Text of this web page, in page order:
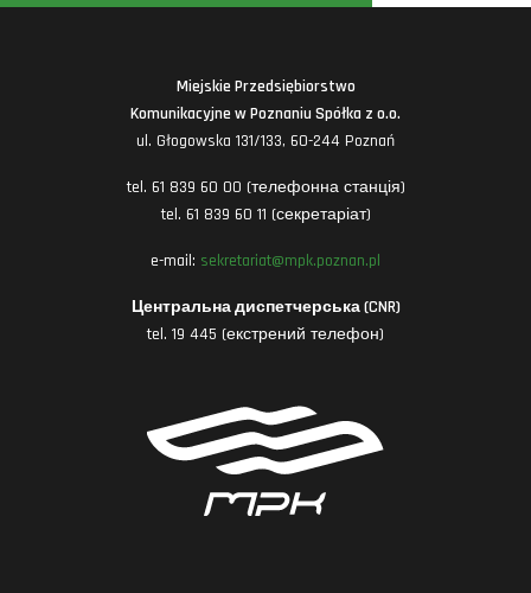
Miejskie Przedsiębiorstwo
Komunikacyjne w Poznaniu Spółka z o.o.
ul. Głogowska 131/133, 60-244 Poznań
tel. 61 839 60 00 (телефонна станція)
tel. 61 839 60 11 (секретаріат)
e-mail: sekretariat@mpk.poznan.pl
Центральна диспетчерська (CNR)
tel. 19 445 (екстрений телефон)